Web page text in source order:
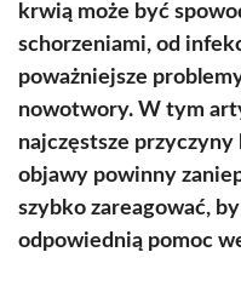
krwią może być
schorzeniami, od
poważniejsze
nowotwory. W tym
najczęstsze
objawy powinny
szybko zareagować,
odpowiednią pomoc